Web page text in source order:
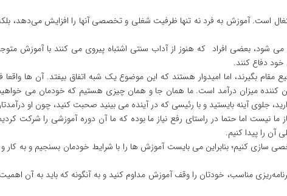
است. آموزش به فرد نه تنها ظرفیت شغلی و تخصصی آنها را افزایش می‌دهد،
شود، بعضی افراد که هنوز از آداب سنتی اشتباه پیروی می ‌کنند با آموزش
دفاع کنند.
مقام بگیرند، اما امیدوار هستند که این موضوع یک شبه اتفاق بیفتد. آن ها
کننده میزان درآمد است. ما همان جا و همان چیزی هستیم که خودمان می خواهیم،
جلوی آینه بایستید و با رئیسی که در آینده می بینید صحبت کنید، چون او
اما حتما در راستای رفع نیاز ما بوده که ما آن دوره آموزشی را شرکت
آن را پیدا کنیم.
کنیم؛ بنابراین می بایست آموزش ها را با شرایط خودمان بسنجیم و به کار
مناسب، خودتان را وقف آموزش مداوم کنید و به آنگونه که باید به آن